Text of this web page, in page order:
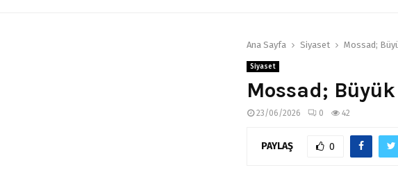
Ana Sayfa Siyaset Mossad;
Siyaset
Mossad;
23/06/2026 0 42
PAYLAŞ 0